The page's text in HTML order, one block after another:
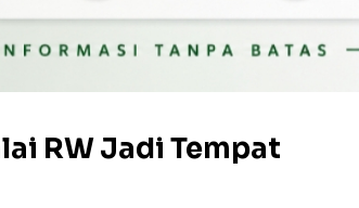
RW Jadi Tempat